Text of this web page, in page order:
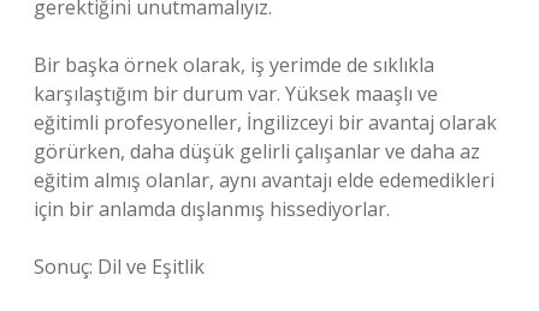
gerektiğini unutmamalıyız.
Bir başka örnek olarak, iş yerimde de sıklıkla
karşılaştığım bir durum var. Yüksek maaşlı ve
eğitimli profesyoneller, İngilizceyi bir avantaj olarak
görürken, daha düşük gelirli çalışanlar ve daha az
eğitim almış olanlar, aynı avantajı elde edemedikleri
için bir anlamda dışlanmış hissediyorlar.
Sonuç: Dil ve Eşitlik